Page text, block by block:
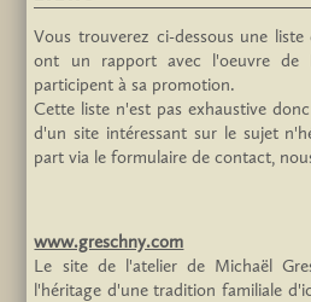
Vous trouverez ci-dessous une
ont un rapport avec l'oeuvre de
participent à sa promotion.
Cette liste n'est pas exhaustive
d'un site intéressant sur le sujet
part via le formulaire de contact,
www.greschny.com
Le site de l'atelier de Michaël
l'héritage d'une tradition familiale